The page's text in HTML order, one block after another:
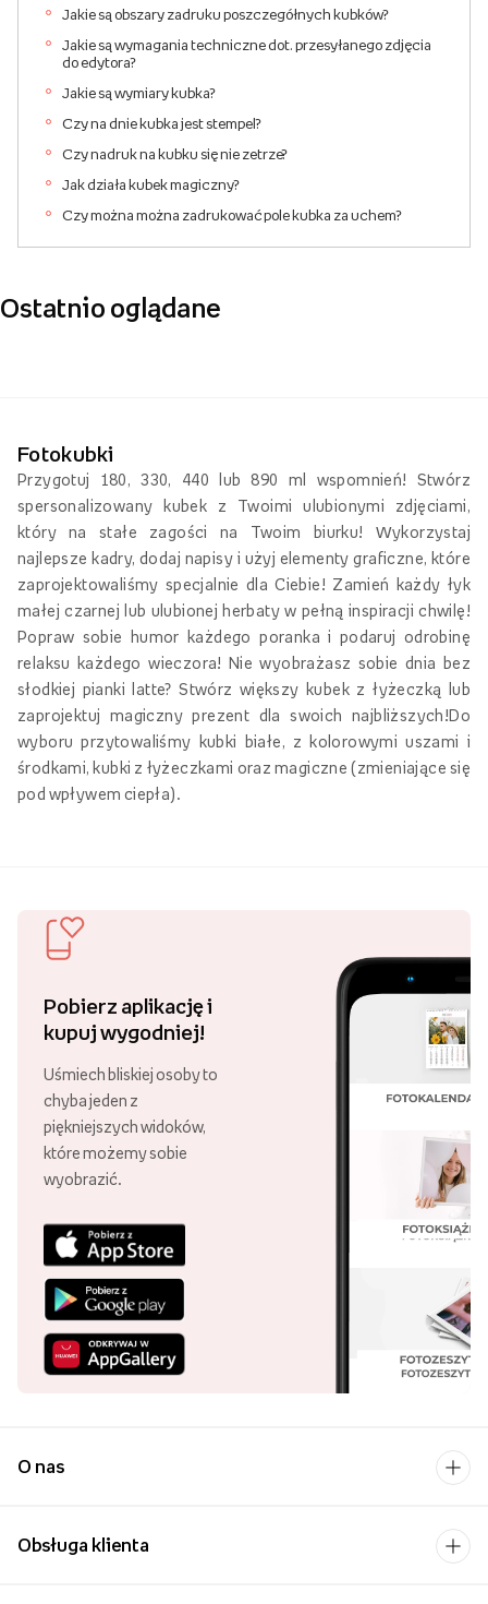
Jakie są obszary zadruku poszczegółnych kubków?
Jakie są wymagania techniczne dot. przesyłanego zdjęcia
do edytora?
Jakie są wymiary kubka?
Czy na dnie kubka jest stempel?
Czy nadruk na kubku się nie zetrze?
Jak działa kubek magiczny?
Czy można można zadrukować pole kubka za uchem?
Ostatnio oglądane
Fotokubki
Przygotuj 180, 330, 440 lub 890 ml wspomnień! Stwórz
spersonalizowany kubek z Twoimi ulubionymi zdjęciami,
który na stałe zagości na Twoim biurku! Wykorzystaj
najlepsze kadry, dodaj napisy i użyj elementy graficzne, które
zaprojektowaliśmy specjalnie dla Ciebie! Zamień każdy łyk
małej czarnej lub ulubionej herbaty w pełną inspiracji chwilę!
Popraw sobie humor każdego poranka i podaruj odrobinę
relaksu każdego wieczora! Nie wyobrażasz sobie dnia bez
słodkiej pianki latte? Stwórz większy kubek z łyżeczką lub
zaprojektuj magiczny prezent dla swoich najbliższych!Do
wyboru przytowaliśmy kubki białe, z kolorowymi uszami i
środkami, kubki z łyżeczkami oraz magiczne (zmieniające się
pod wpływem ciepła).
Pobierz aplikację i
kupuj wygodniej!
Uśmiech bliskiej osoby to
chyba jeden z
piękniejszych widoków,
które możemy sobie
wyobrazić.
O nas
Obsługa klienta